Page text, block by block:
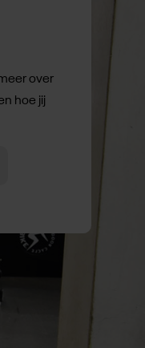
over
hoe jij